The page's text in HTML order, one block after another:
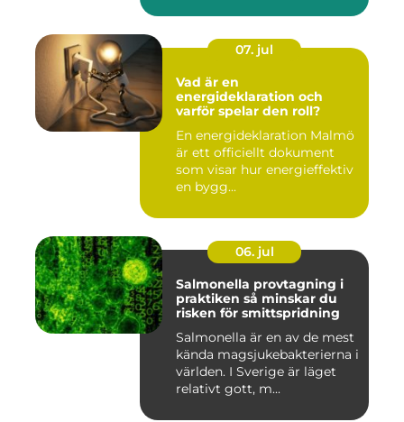
07. jul
Vad är en
energideklaration och
varför spelar den roll?
En energideklaration Malmö
är ett officiellt dokument
som visar hur energieffektiv
en bygg...
06. jul
Salmonella provtagning i
praktiken så minskar du
risken för smittspridning
Salmonella är en av de mest
kända magsjukebakterierna i
världen. I Sverige är läget
relativt gott, m...